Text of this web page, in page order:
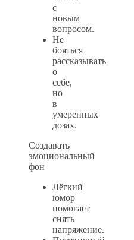
с
новым
вопросом.
Не
бояться
рассказывать
о
себе,
но
в
умеренных
дозах.
Создавать
эмоциональный
фон
Лёгкий
юмор
помогает
снять
напряжение.